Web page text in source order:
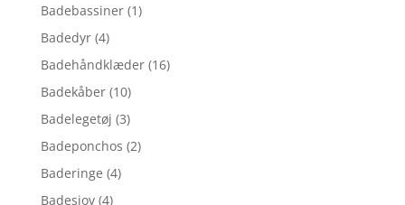
Badebassiner (1)
Badedyr (4)
Badehåndklæder (16)
Badekåber (10)
Badelegetøj (3)
Badeponchos (2)
Baderinge (4)
Badesjov (4)